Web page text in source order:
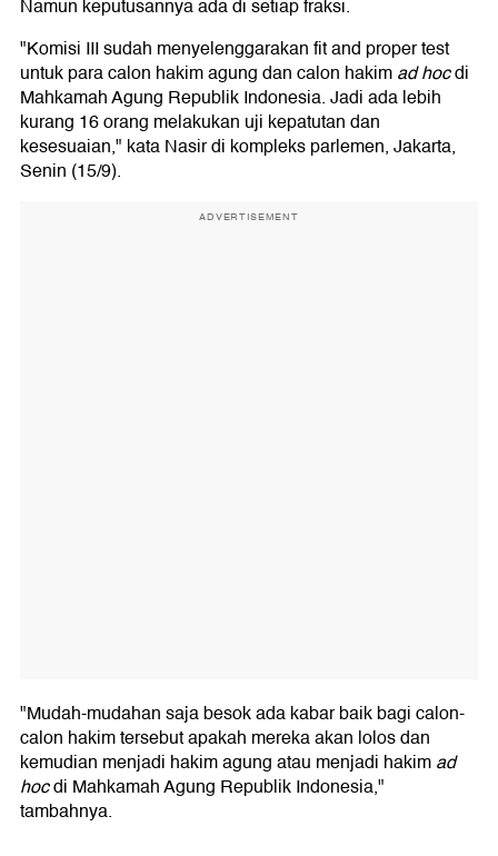
Namun keputusannya ada di setiap fraksi.
"Komisi III sudah menyelenggarakan fit and proper test
untuk para calon hakim agung dan calon hakimad hocdi
Mahkamah Agung Republik Indonesia. Jadi ada lebih
kurang 16 orang melakukan uji kepatutan dan
kesesuaian," kata Nasir di kompleks parlemen, Jakarta,
Senin (15/9).
ADVERTISEMENT
"Mudah-mudahan saja besok ada kabar baik bagi calon-
calon hakim tersebut apakah mereka akan lolos dan
kemudian menjadi hakim agung atau menjadi hakimad
hocdi Mahkamah Agung Republik Indonesia,"
tambahnya.